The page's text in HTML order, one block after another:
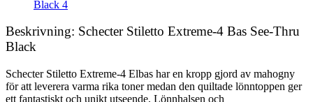
Beskrivning: Schecter Stiletto Extreme-4 Bas See-Thru
Black
Schecter Stiletto Extreme-4 Elbas har en kropp gjord av mahogny
för att leverera varma rika toner medan den quiltade lönntoppen ger
ett fantastiskt och unikt utseende. Lönnhalsen och